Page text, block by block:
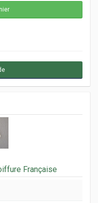
Française